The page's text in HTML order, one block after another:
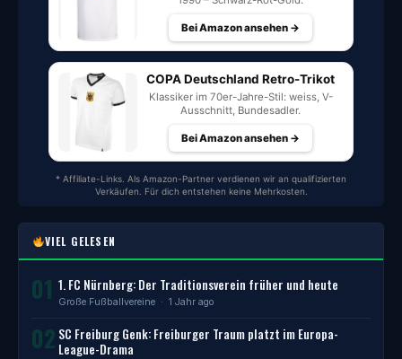
Bei Amazon ansehen →
COPA Deutschland Retro-Trikot
Klassiker im 70er-Jahre-Stil: weiss, V-
Ausschnitt, Bundesadler.
Bei Amazon ansehen →
* Affiliate-Links. Als Amazon-Partner verdienen wir an qualifizierten
Verkäufen. Für dich entstehen keine Mehrkosten.
VIEL GELESEN
01 1. FC Nürnberg: Der Traditionsverein früher und heute
Große Fußballvereine · 1 Jahr ago
02 SC Freiburg Genk: Freiburger Traum platzt im Europa-
League-Drama